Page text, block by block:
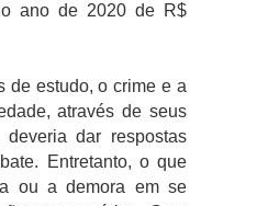
ano de 2020 de R$
de estudo, o crime e a
através de seus
deveria dar respostas
Entretanto, o que
ou a demora em se